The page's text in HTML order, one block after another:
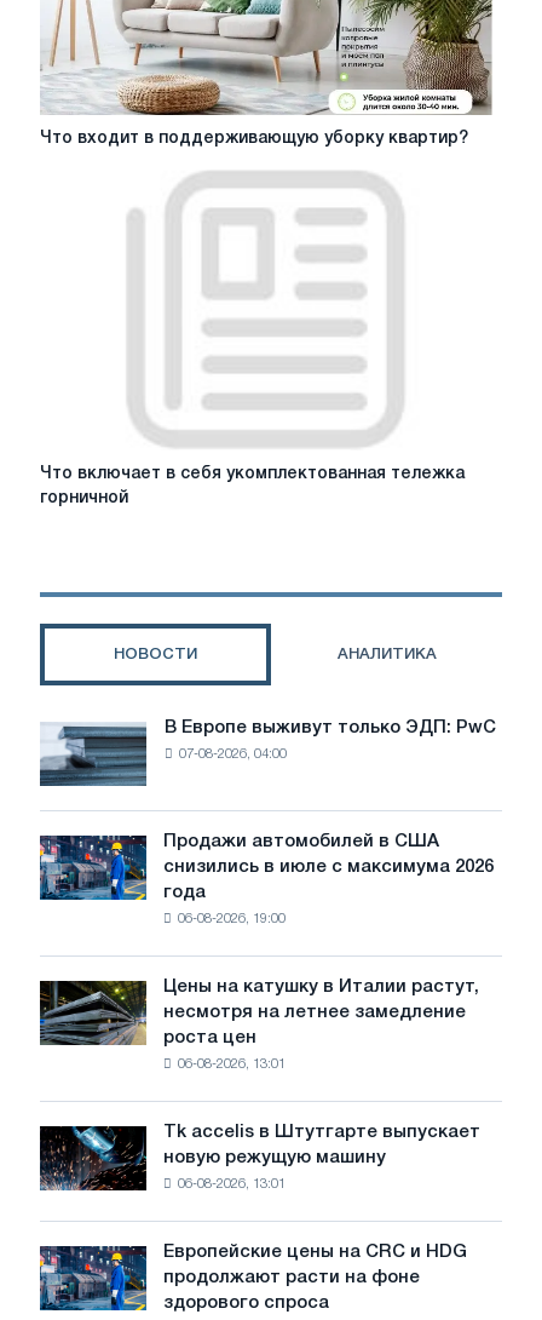
Что
поддерживающую
Что входит в поддерживающую уборку квартир?
Что
включает
тележка
Что включает в себя укомплектованная тележка
горничной
НОВОСТИ АНАЛИТИКА
Европе
выживут
только
ЭДП:
PwC
В Европе выживут только ЭДП: PwC
07-08-2026, 04:00
Продажи
автомобилей
в
июле
с
года
Продажи автомобилей в США
снизились в июле с максимума 2026
года
06-08-2026, 19:00
Цены
на
катушку
несмотря
на
замедление
роста
цен
Цены на катушку в Италии растут,
несмотря на летнее замедление
роста цен
06-08-2026, 13:01
Tk
accelis
в
новую
режущую
Tk accelis в Штутгарте выпускает
новую режущую машину
06-08-2026, 13:01
Европейские
цены
на
Европейские цены на CRC и HDG
продолжают расти на фоне
здорового спроса